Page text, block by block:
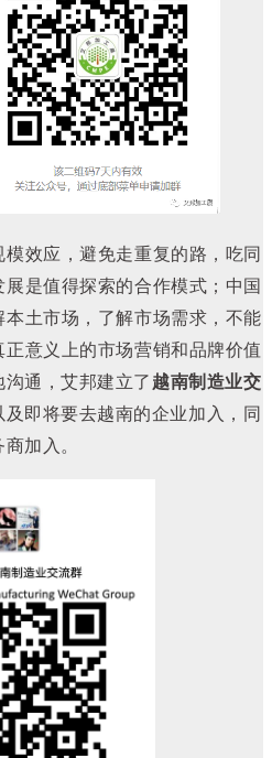
效应，避免走重复的路，吃同
是值得探索的合作模式；中国
土市场，了解市场需求，不能
意义上的市场营销和品牌价值
通，艾邦建立了越南制造业交
及即将要去越南的企业加入，同
加入。